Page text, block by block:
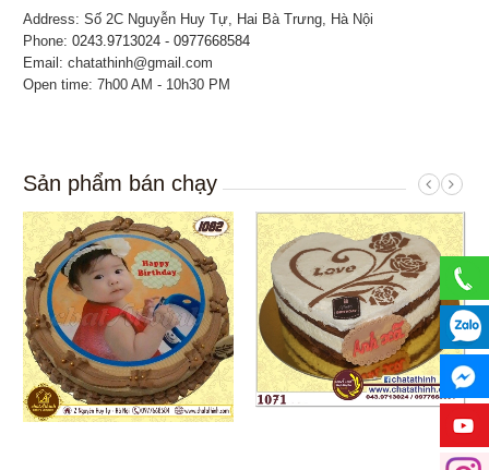
Address: Số 2C Nguyễn Huy Tự, Hai Bà Trưng, Hà Nội
Phone:0243.9713024 - 0977668584
Email: chatathinh@gmail.com
Open time: 7h00 AM - 10h30 PM
Sản phẩm bán chạy